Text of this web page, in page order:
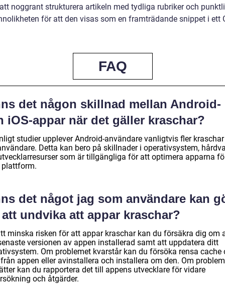
noggrant strukturera artikeln med tydliga rubriker och
för att den visas som en framträdande snippet i ett
FAQ
det någon skillnad mellan Android-
iOS-appar när det gäller kraschar?
studier upplever Android-användare vanligtvis fler
Detta kan bero på skillnader i operativsystem,
som är tillgängliga för att optimera apparna
plattform.
det något jag som användare kan
undvika att appar kraschar?
minska risken för att appar kraschar kan du försäkra dig om
versionen av appen installerad samt att uppdatera ditt
Om problemet kvarstår kan du försöka rensa cache
appen eller avinstallera och installera om den. Om
kan du rapportera det till appens utvecklare för vidare
och åtgärder.